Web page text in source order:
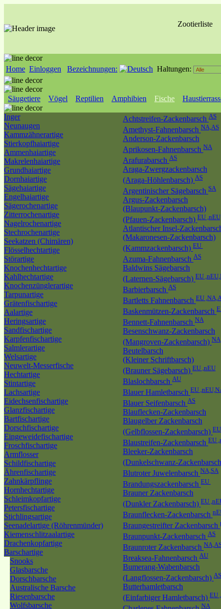
Zootierliste
Home Einloggen Bezeichnungen: Haltungen:
Säugetiere Vögel Reptilien Amphibien Fische
Inger
Neunaugen
Kammzähnerartige
Stierkopfhaiartige
Ammenhaiartige
Makrelenhaiartige
Grundhaiartige
Dornhaiartige
Sägehaiartige
Engelhaiartige
Sägerochenartige
Zitterrochenartige
Nagelrochenartige
Stechrochenartige
Seekatzen (Chimären)
Flösselhechtartige
Störartige
Knochenhechtartige
Kahlhechtartige
Knochenzünglerartige
Tarpunartige
Grätenfischartige
Aalartige
Heringsartige
Sandfischartige
Karpfenfischartige
Salmlerartige
Welsartige
Neuwelt-Messerfische
Hechtartige
Stintartige
Lachsartige
Eidechsenfischartige
Glanzfischartige
Bartfischartige
Dorschfischartige
Eingeweidefischartige
Froschfischartige
Armflosser
Schildfischartige
Ährenfischartige
Zahnkärpflinge
Hornhechtartige
Schleimkopfartige
Petersfischartige
Stichlingsartige
Seenadelartige (Röhrenmünder)
Kiemenschlitzaalartige
Drachenkopfartige
Barschartige
Snooks
Glasbarsche
Dorschbarsche
Australische Barsche
Riesenbarsche
Wolfsbarsche
Achtstreifen-Zackenbarsch AS
Amethyst-Fahnenbarsch NA,AS
Anderson-Zackenbarsch
Aprikosen-Fahnenbarsch NA
Arafurabarsch AS
Araga-Zwergzackenbarsch
(Araga-Höhlenbarsch) AS
Argentinischer Sägebarsch SA
Argus-Zackenbarsch
(Blaupunkt-Zackenbarsch)
(Pfauen-Zackenbarsch) EU
Atlantischer Insel-
(Makaronesen-Zackenbarsch)
(Kammzackenbarsch) EU
Azuma-Fahnenbarsch AS
Baldwins Sägebarsch
(Laternen-Sägebarsch) EU
Barbierbarsch AS
Bartletts Fahnenbarsch EU
Baskenmützen-Zackenbarsch
Bennett-Fahnenbarsch NA
Besenschwanz-Zackenbarsch
(Mangroven-Zackenbarsch) NA
Beutelbarsch
(Kleiner Schriftbarsch)
(Brauner Sägebarsch) EU ,nEU
Blaslochbarsch AU
Blauer Hamletbarsch EU
Blauer Seifenbarsch AS
Blauflecken-Zackenbarsch
Blaugelber Zackenbarsch
(Gelbflossen-Zackenbarsch)
Blaustreifen-Zackenbarsch EU
Bleeker-Zackenbarsch
(Dunkelschwanz-
Blutroter Juwelenbarsch NA,SA
Brandungszackenbarsch EU
Brauner Zackenbarsch
(Dunkler Zackenbarsch) EU
Braunflecken-Zackenbarsch
Braungestreifter Zackenbarsch
Braunpunkt-Zackenbarsch AS
Braunroter Zackenbarsch
Breaksea-Fahnenbarsch AU
Bumerang-Wabenbarsch
(Langflossen-Zackenbarsch) AS
Butterhamletbarsch
(Einfarbiger Hamletbarsch) EU
NA